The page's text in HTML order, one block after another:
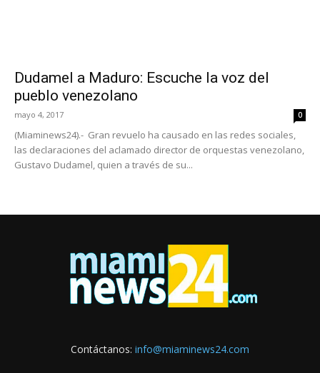
Dudamel a Maduro: Escuche la voz del
pueblo venezolano
mayo 4, 2017 0
(Miaminews24).- Gran revuelo ha causado en las redes sociales,
las declaraciones del aclamado director de orquestas venezolano,
Gustavo Dudamel, quien a través de su...
Contáctanos: info@miaminews24.com